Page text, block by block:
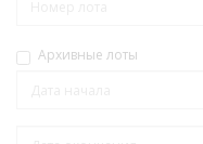
Архивные лоты